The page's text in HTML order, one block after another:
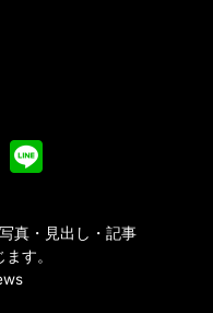
真・見出し・記事
す。